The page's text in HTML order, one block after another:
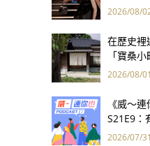
Kering轉
2026/08/
在歷史裡
「寶桑
台東老屋
2026/08/01
《威～
S21E9：
賺的——
2026/07/31